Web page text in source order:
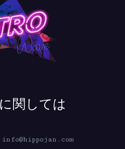
関しては
info@hippojan.com